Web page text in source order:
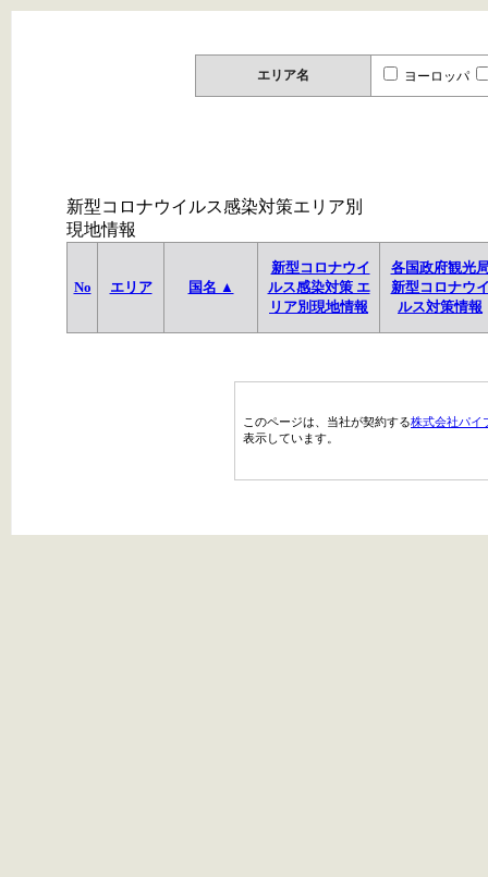
エリア名 ヨーロッパ
新型コロナウイルス感染対策エリア別
現地情報
No エリア 国名 ▲
新型コロナウイ
ルス感染対策 エ
リア別現地情報
各国政府観光
新型コロナウ
ルス対策情報
このページは、当社が契約する株式会社パイ
表示しています。